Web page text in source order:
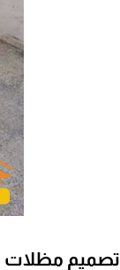
تصميم مظلات